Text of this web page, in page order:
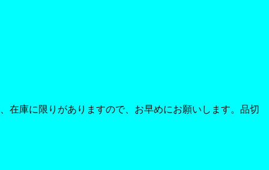
在庫に限りがありますので、お早めにお願いします。品切